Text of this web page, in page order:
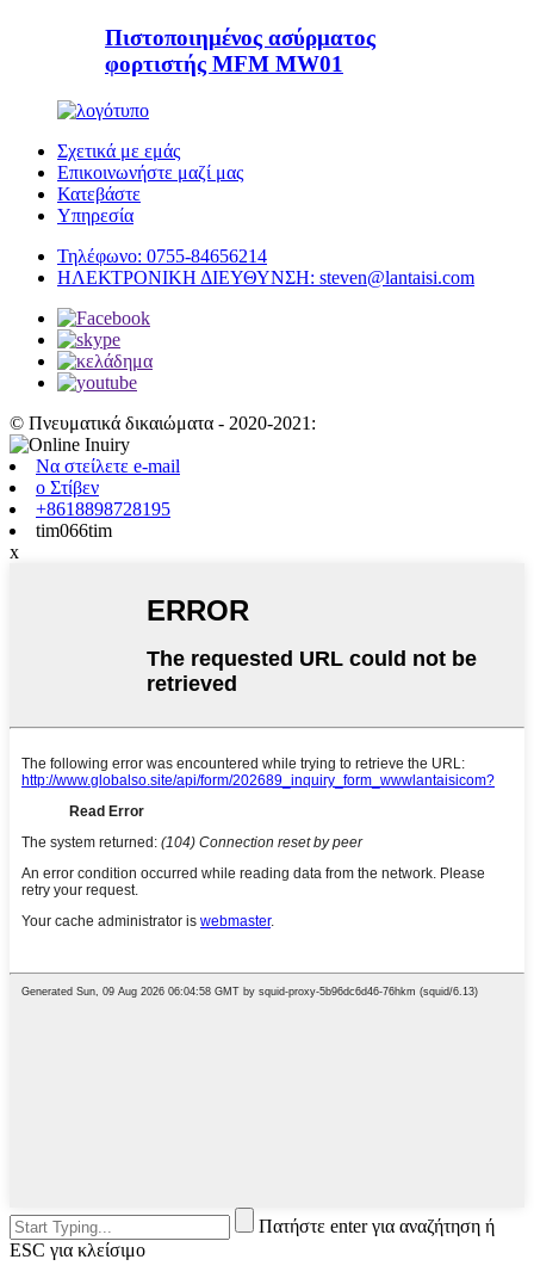
Πιστοποιημένος ασύρματος
φορτιστής MFM MW01
Σχετικά με εμάς
Επικοινωνήστε μαζί μας
Κατεβάστε
Υπηρεσία
Τηλέφωνο: 0755-84656214
ΗΛΕΚΤΡΟΝΙΚΗ ΔΙΕΥΘΥΝΣΗ: steven@lantaisi.com
© Πνευματικά δικαιώματα - 2020-2021:
Να στείλετε e-mail
ο Στίβεν
+8618898728195
tim066tim
x
Πατήστε enter για αναζήτηση ή
ESC για κλείσιμο